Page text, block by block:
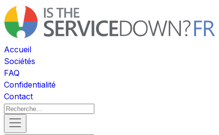
Accueil
Sociétés
FAQ
Confidentialité
Contact